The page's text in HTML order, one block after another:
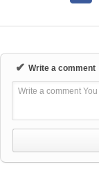
✔ Write a comment
Write a comment